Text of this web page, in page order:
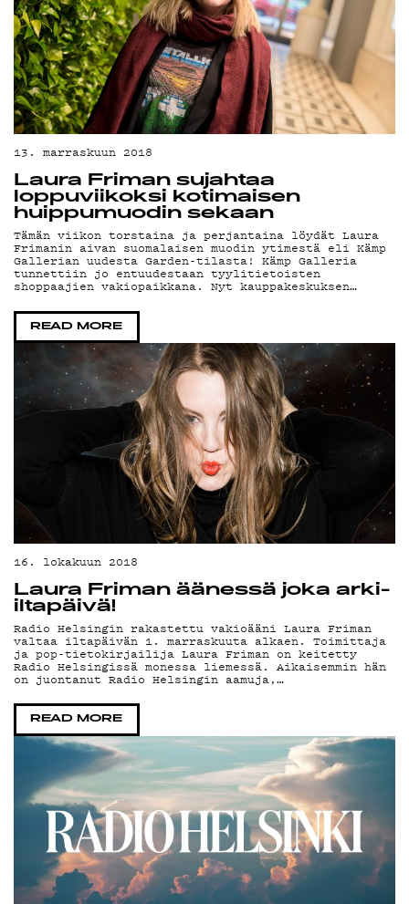
13. marraskuun 2018
Laura Friman sujahtaa
loppuviikoksi kotimaisen
huippumuodin sekaan
Tämän viikon torstaina ja perjantaina löydät Laura
Frimanin aivan suomalaisen muodin ytimestä eli Kämp
Gallerian uudesta Garden-tilasta! Kämp Galleria
tunnettiin jo entuudestaan tyylitietoisten
shoppaajien vakiopaikkana. Nyt kauppakeskuksen…
READ MORE
16. lokakuun 2018
Laura Friman äänessä joka arki-
iltapäivä!
Radio Helsingin rakastettu vakioääni Laura Friman
valtaa iltapäivän 1. marraskuuta alkaen. Toimittaja
ja pop-tietokirjailija Laura Friman on keitetty
Radio Helsingissä monessa liemessä. Aikaisemmin hän
on juontanut Radio Helsingin aamuja,…
READ MORE